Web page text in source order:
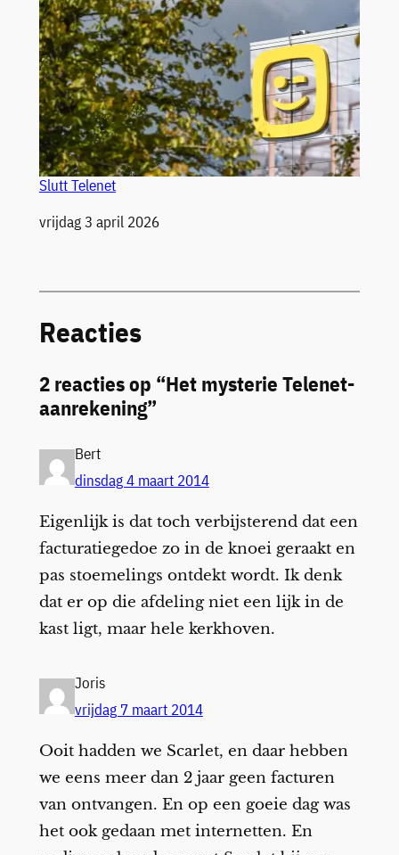
Slutt Telenet
Datum
vrijdag 3 april 2026
Reacties
2 reacties op “Het mysterie Telenet-
aanrekening”
Bert
dinsdag 4 maart 2014
Eigenlijk is dat toch verbijsterend dat een
facturatiegedoe zo in de knoei geraakt en
pas stoemelings ontdekt wordt. Ik denk
dat er op die afdeling niet een lijk in de
kast ligt, maar hele kerkhoven.
Joris
vrijdag 7 maart 2014
Ooit hadden we Scarlet, en daar hebben
we eens meer dan 2 jaar geen facturen
van ontvangen. En op een goeie dag was
het ook gedaan met internetten. En